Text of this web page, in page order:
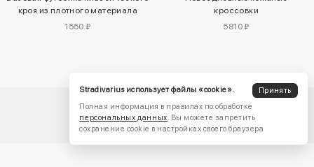
кроя из плотного материала
1550 ₽
кроссовки
5810 ₽
Stradivarius использует файлы «cookie».
Принять
Полная информация в правилах по обработке
персональных данных. Вы можете запретить
сохранение cookie в настройках своего браузера